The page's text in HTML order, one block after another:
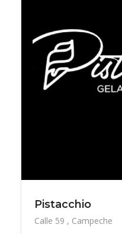
Pistacchio
Calle 59 Campeche